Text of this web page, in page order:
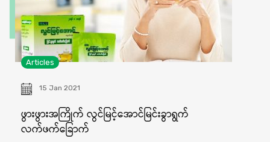
Articles
15 Jan 2021
ဖွားဖွားအကြိုက် လွင်မြင့်အောင်မြင်းခွာရွက်
လက်ဖက်ခြောက်